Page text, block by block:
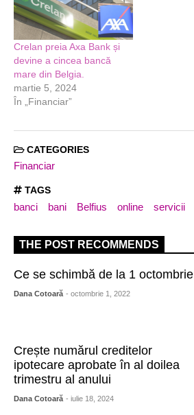
Crelan preia Axa Bank și
devine a cincea bancă
mare din Belgia.
martie 5, 2024
În „Financiar”
CATEGORIES
Financiar
TAGS
banci bani Belfius online servicii
THE POST RECOMMENDS
Ce se schimbă de la 1 octombrie
Dana Cotoară - octombrie 1, 2022
Crește numărul creditelor
ipotecare aprobate în al doilea
trimestru al anului
Dana Cotoară - iulie 18, 2024